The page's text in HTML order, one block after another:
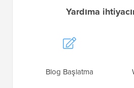
Yardıma
Blog Başlatma